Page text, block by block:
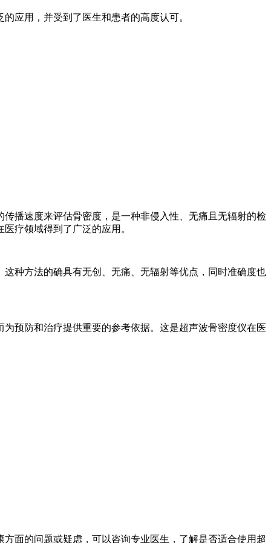
应用，并受到了医生和患者的高度认可。
播速度来评估骨密度，是一种非侵入性、无痛且无辐射的检
疗领域得到了广泛的应用。
种方法的确具有无创、无痛、无辐射等优点，同时准确度也
预防和治疗提供重要的参考依据。这是超声波骨密度仪在医
面的问题或疑虑，可以咨询专业医生，了解是否适合使用超